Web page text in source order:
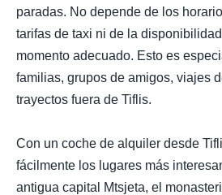
paradas. No depende de los
tarifas de taxi ni de la
momento adecuado. Esto es
familias, grupos de amigos, viajes
trayectos fuera de Tiflis.
Con un coche de alquiler desde
fácilmente los lugares más
antigua capital Mtsjeta, el